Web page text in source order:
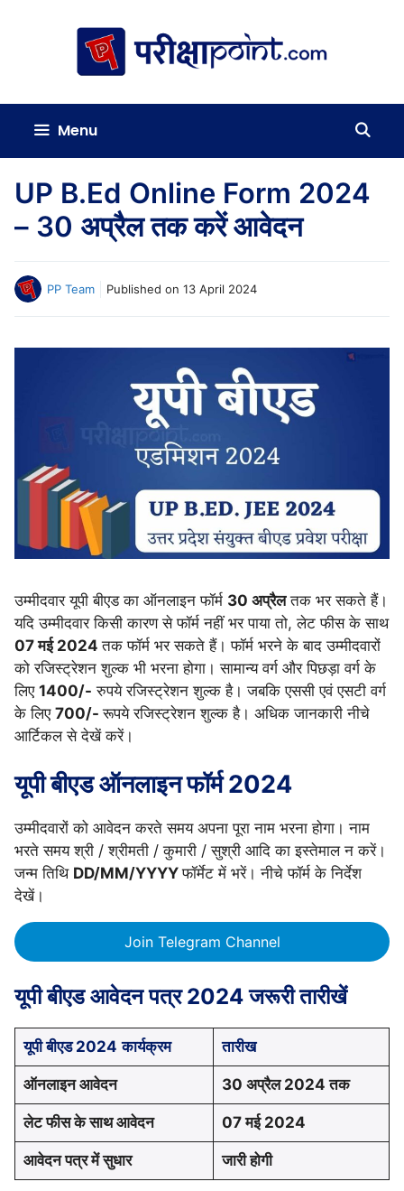
Menu
UP B.Ed Online Form 2024
– 30 अप्रैल तक करें आवेदन
PP Team Published on 13 April 2024
उम्मीदवार यूपी बीएड का ऑनलाइन फॉर्म 30 अप्रैलतक भर सकते हैं।
यदि उम्मीदवार किसी कारण से फॉर्म नहीं भर पाया तो, लेट फीस के साथ
07 मई 2024तक फॉर्म भर सकते हैं। फॉर्म भरने के बाद उम्मीदवारों
को रजिस्ट्रेशन शुल्क भी भरना होगा। सामान्य वर्ग और पिछड़ा वर्ग के
लिए 1400/- रुपये रजिस्ट्रेशन शुल्क है। जबकि एससी एवं एसटी वर्ग
के लिए 700/-रूपये रजिस्ट्रेशन शुल्क है। अधिक जानकारी नीचे
आर्टिकल से देखें करें।
यूपी बीएड ऑनलाइन फॉर्म 2024
उम्मीदवारों को आवेदन करते समय अपना पूरा नाम भरना होगा। नाम
भरते समय श्री / श्रीमती / कुमारी / सुश्री आदि का इस्तेमाल न करें।
जन्म तिथि DD/MM/YYYYफॉर्मेट में भरें। नीचे फॉर्म के निर्देश
देखें।
Join Telegram Channel
यूपी बीएड आवेदन पत्र 2024 जरूरी तारीखें
यूपी बीएड 2024 कार्यक्रम तारीख
ऑनलाइन आवेदन 30 अप्रैल 2024 तक
लेट फीस के साथ आवेदन 07 मई 2024
आवेदन पत्र में सुधार जारी होगी